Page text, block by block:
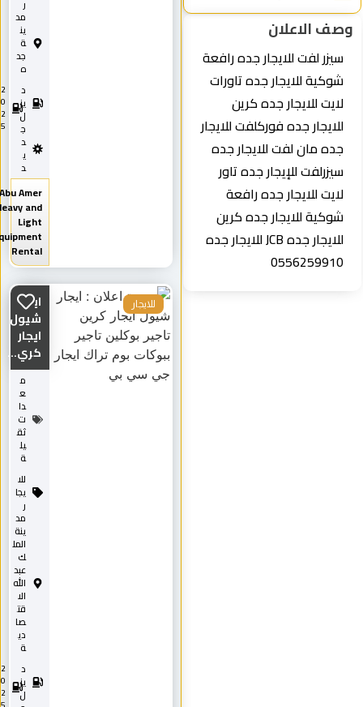
وصف الاعلان
سيزر لفت للايجار جده رافعة
شوكية للايجار جده تاورات
لايت للايجار جده كرين
للايجار جده فوركلفت للايجار
جده مان لفت للايجار جده
سيزرلفت للإيجار جده تاور
لايت للايجار جده رافعة
شوكية للايجار جده كرين
للايجار جده JCB للايجار جده
0556259910
مد
ة
جد
Abu Amer
Heavy and
Light
Equipment
Rental
ايجار
شيول
ايجار
كري...
ع
دا
ت
ثق
يل
ة
للا
يجا
مد
ينة
المل
ك
عبد
الله
الا
قت
صا
دي
ة
للايجار